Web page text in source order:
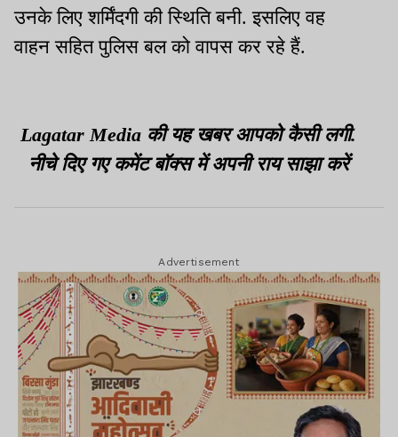
उनके लिए शर्मिंदगी की स्थिति बनी. इसलिए वह
वाहन सहित पुलिस बल को वापस कर रहे हैं.
Lagatar Media की यह खबर आपको कैसी लगी.
नीचे दिए गए कमेंट बॉक्स में अपनी राय साझा करें
Advertisement